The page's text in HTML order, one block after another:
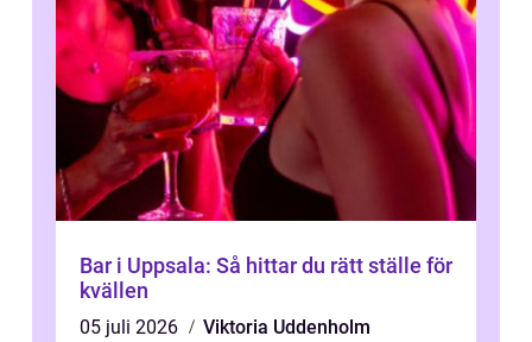
Bar i Uppsala: Så hittar du rätt ställe för
kvällen
05 juli 2026
Viktoria Uddenholm